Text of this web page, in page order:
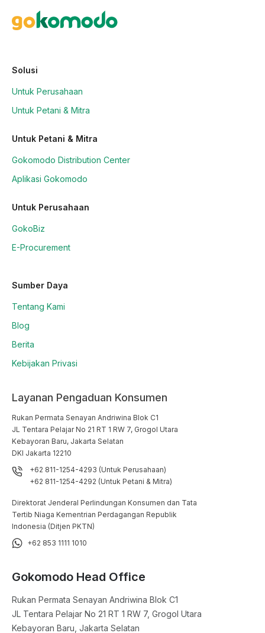
Solusi
Untuk Perusahaan
Untuk Petani & Mitra
Untuk Petani & Mitra
Gokomodo Distribution Center
Aplikasi Gokomodo
Untuk Perusahaan
GokoBiz
E-Procurement
Sumber Daya
Tentang Kami
Blog
Berita
Kebijakan Privasi
Layanan Pengaduan Konsumen
Rukan Permata Senayan Andriwina Blok C1
JL Tentara Pelajar No 21 RT 1 RW 7, Grogol Utara
Kebayoran Baru, Jakarta Selatan
DKI Jakarta 12210
+62 811-1254-4293 (Untuk Perusahaan)
+62 811-1254-4292 (Untuk Petani & Mitra)
Direktorat Jenderal Perlindungan Konsumen dan Tata
Tertib Niaga Kementrian Perdagangan Republik
Indonesia (Ditjen PKTN)
+62 853 1111 1010
Gokomodo Head Office
Rukan Permata Senayan Andriwina Blok C1
JL Tentara Pelajar No 21 RT 1 RW 7, Grogol Utara
Kebayoran Baru, Jakarta Selatan